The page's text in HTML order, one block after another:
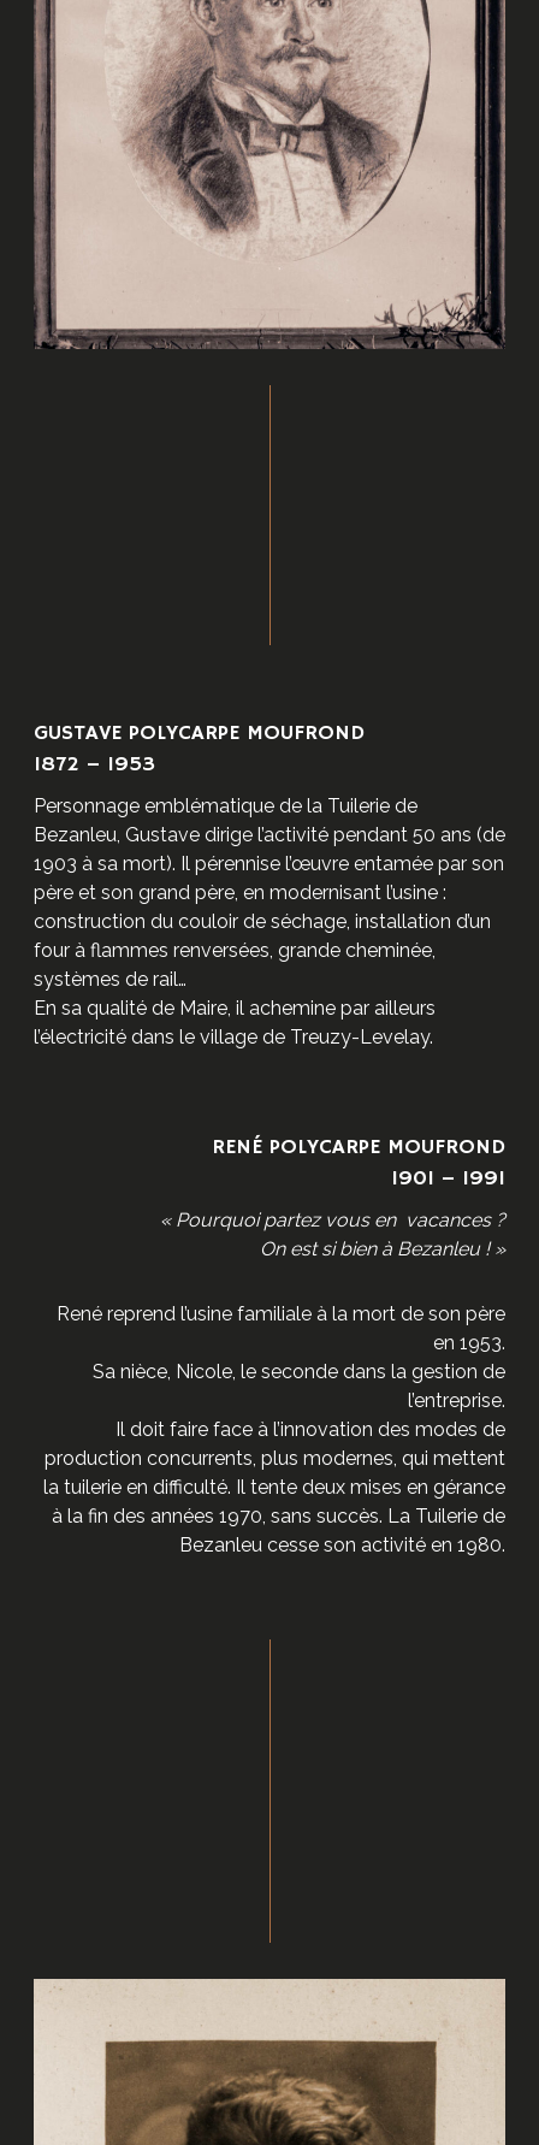
GUSTAVE POLYCARPE MOUFROND
1872 – 1953
Personnage emblématique de la Tuilerie de
Bezanleu, Gustave dirige l’activité pendant 50 ans (de
1903 à sa mort). Il pérennise l’œuvre entamée par son
père et son grand père, en modernisant l’usine :
construction du couloir de séchage, installation d’un
four à flammes renversées, grande cheminée,
systèmes de rail…
En sa qualité de Maire, il achemine par ailleurs
l’électricité dans le village de Treuzy-Levelay.
RENÉ POLYCARPE MOUFROND
1901 – 1991
« Pourquoi partez vous en vacances ?
On est si bien à Bezanleu !»
René reprend l’usine familiale à la mort de son père
en 1953.
Sa nièce, Nicole, le seconde dans la gestion de
l’entreprise.
Il doit faire face à l’innovation des modes de
production concurrents, plus modernes, qui mettent
la tuilerie en difficulté. Il tente deux mises en gérance
à la fin des années 1970, sans succès. La Tuilerie de
Bezanleu cesse son activité en 1980.